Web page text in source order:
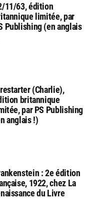
11/63, édition
limitée, par
Publishing (en anglais
(Charlie),
britannique
par PS Publishing
anglais !)
: 2e édition
1922, chez La
du Livre